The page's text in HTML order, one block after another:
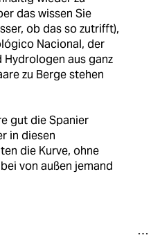
das wissen Sie
ob das so zutrifft),
Nacional, der
Hydrologen aus ganz
zu Berge stehen
gut die Spanier
in diesen
die Kurve, ohne
von außen jemand